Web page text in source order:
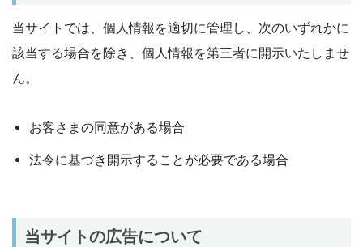
当サイトでは、個人情報を適切に管理し、次のいずれかに
該当する場合を除き、個人情報を第三者に開示いたしませ
ん。
お客さまの同意がある場合
法令に基づき開示することが必要である場合
当サイトの広告について